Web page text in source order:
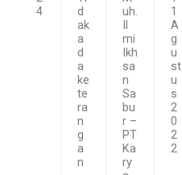
4
d
ak
a
d
a
ke
te
ra
n
g
a
n
uh.
mi
Ikh
sa
n
Sa
bu
r –
PT
Ka
ry
1
A
g
u
st
u
s
2
0
2
2